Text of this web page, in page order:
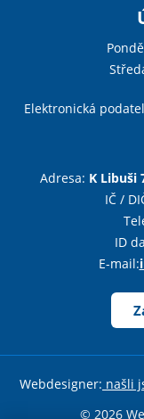
Elektronická
Adresa: K Libuši
IČ /
ID
E-mail:
Webdesigner: našli
© 2026